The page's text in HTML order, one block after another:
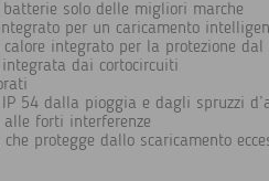
batterie solo delle migliori marche
per un caricamento
calore integrato per la protezione
integrata dai cortocircuiti
IP 54 dalla pioggia e dagli spruzzi
alle forti interferenze
che protegge dallo scaricamento